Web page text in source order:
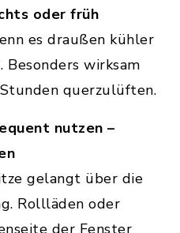
oder früh
es draußen kühler
wirksam
querzulüften.
nutzen –
gelangt über die
Rollläden oder